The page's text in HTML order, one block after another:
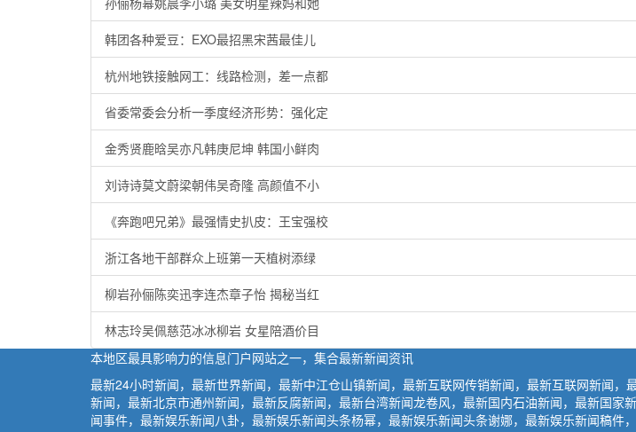
韩团各种爱豆：EXO最招黑宋茜最佳儿
杭州地铁接触网工：线路检测，差一点都
省委常委会分析一季度经济形势：强化定
金秀贤鹿晗吴亦凡韩庚尼坤 韩国小鲜肉
刘诗诗莫文蔚梁朝伟吴奇隆 高颜值不小
《奔跑吧兄弟》最强情史扒皮：王宝强校
浙江各地干部群众上班第一天植树添绿
柳岩孙俪陈奕迅李连杰章子怡 揭秘当红
林志玲吴佩慈范冰冰柳岩 女星陪酒价目
本地区最具影响力的信息门户网站之一，集合最新新闻资讯
最新24小时新闻，最新世界新闻，最新中江仓山镇新闻，最新互联网传销新闻，最新互联网新闻
新闻，最新北京市通州新闻，最新反腐新闻，最新台湾新闻龙卷风，最新国内石油新闻，最新国
闻事件，最新娱乐新闻八卦，最新娱乐新闻头条杨幂，最新娱乐新闻头条谢娜，最新娱乐新闻稿